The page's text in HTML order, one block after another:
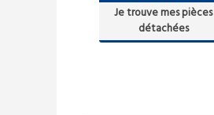
Je trouve mes pièces
détachées